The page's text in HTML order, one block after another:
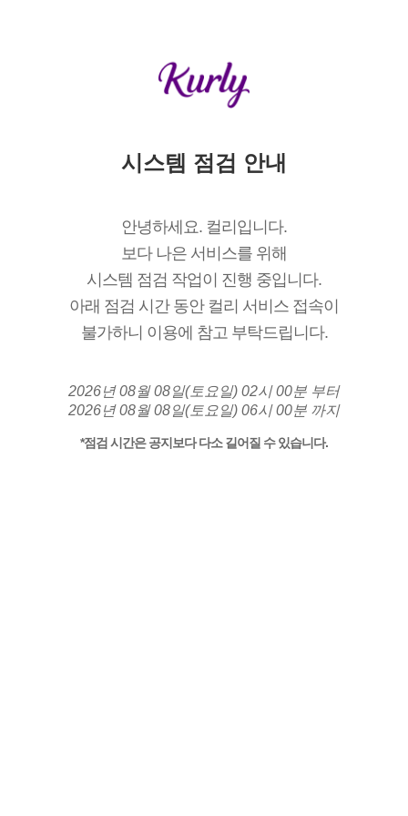
시스템 점검 안내
안녕하세요. 컬리입니다.
보다 나은 서비스를 위해
시스템 점검 작업이 진행 중입니다.
아래 점검 시간 동안 컬리 서비스 접속이
불가하니 이용에 참고 부탁드립니다.
2026년 08월 08일(토요일) 02시 00분 부터
2026년 08월 08일(토요일) 06시 00분 까지
*점검 시간은 공지보다 다소 길어질 수 있습니다.